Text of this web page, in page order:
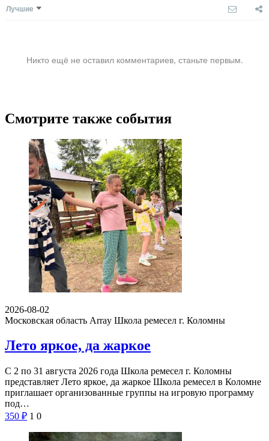
Лучшие
Никто ещё не оставил комментариев, станьте первым.
Смотрите также события
2026-08-02
Московская область Array Школа ремесел г. Коломны
Лето яркое, да жаркое
С 2 по 31 августа 2026 года Школа ремесел г. Коломны
представляет Лето яркое, да жаркое Школа ремесел в Коломне
приглашает организованные группы на игровую программу
под…
350 ₽ 1 0